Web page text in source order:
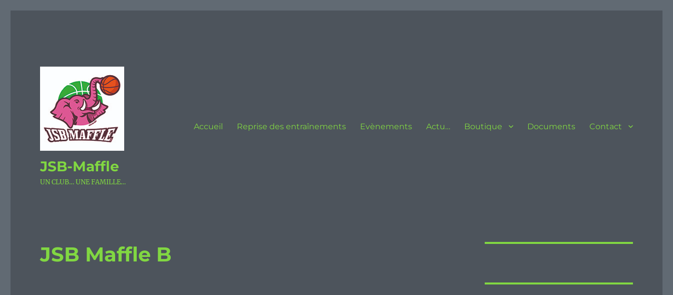
JSB-Maffle
UN CLUB… UNE FAMILLE…
Accueil Reprise des entraînements Evènements Actu… Boutique Documents Contact
JSB Maffle B